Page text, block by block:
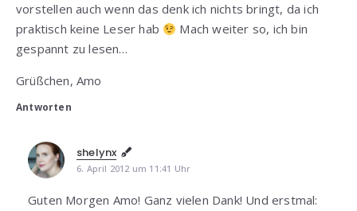
vorstellen auch wenn das denk ich nichts bringt, da ich
praktisch keine Leser hab
Mach weiter so, ich bin
gespannt zu lesen…
Grüßchen, Amo
Antworten
shelynx
6. April 2012 um 11:41 Uhr
Guten Morgen Amo! Ganz vielen Dank! Und erstmal: